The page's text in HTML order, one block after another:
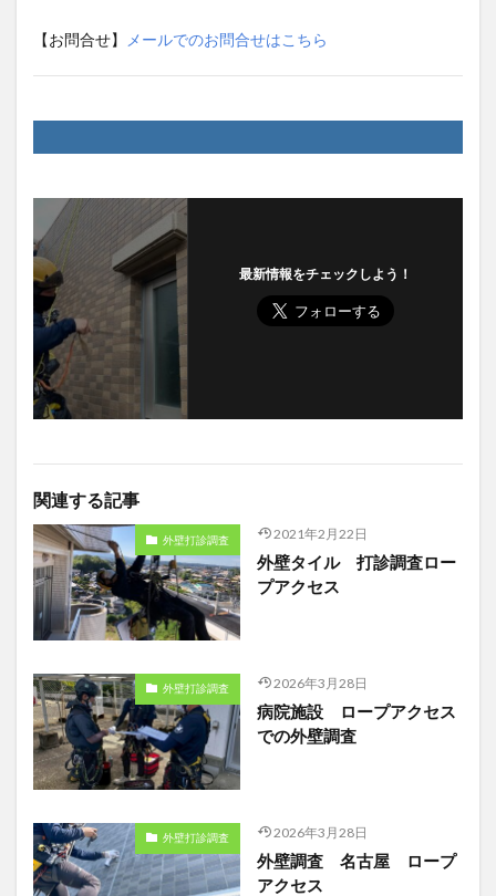
【お問合せ】 メールでのお問合せはこちら
最新情報をチェックしよう！
関連する記事
外壁打診調査 2021年2月22日
外壁タイル 打診調査ロー
プアクセス
外壁打診調査 2026年3月28日
病院施設 ロープアクセス
での外壁調査
外壁打診調査 2026年3月28日
外壁調査 名古屋 ロープ
アクセス